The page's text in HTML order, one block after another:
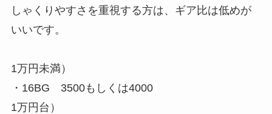
しゃくりやすさを重視する方は、ギア比は低めが
いいです。
1万円未満）
・16BG 3500もしくは4000
1万円台）